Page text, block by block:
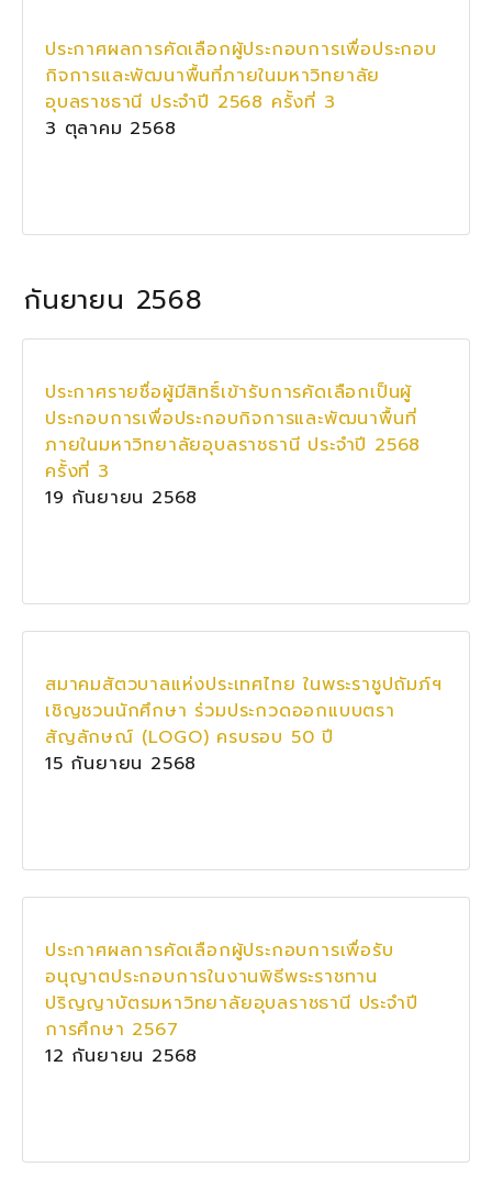
ประกาศผลการคัดเลือกผู้ประกอบการเพื่อประกอบ
กิจการและพัฒนาพื้นที่ภายในมหาวิทยาลัย
อุบลราชธานี ประจำปี 2568 ครั้งที่ 3
3 ตุลาคม 2568
กันยายน 2568
ประกาศรายชื่อผู้มีสิทธิ์เข้ารับการคัดเลือกเป็นผู้
ประกอบการเพื่อประกอบกิจการและพัฒนาพื้นที่
ภายในมหาวิทยาลัยอุบลราชธานี ประจำปี 2568
ครั้งที่ 3
19 กันยายน 2568
สมาคมสัตวบาลแห่งประเทศไทย ในพระราชูปถัมภ์ฯ
เชิญชวนนักศึกษา ร่วมประกวดออกแบบตรา
สัญลักษณ์ (LOGO) ครบรอบ 50 ปี
15 กันยายน 2568
ประกาศผลการคัดเลือกผู้ประกอบการเพื่อรับ
อนุญาตประกอบการในงานพิธีพระราชทาน
ปริญญาบัตรมหาวิทยาลัยอุบลราชธานี ประจำปี
การศึกษา 2567
12 กันยายน 2568